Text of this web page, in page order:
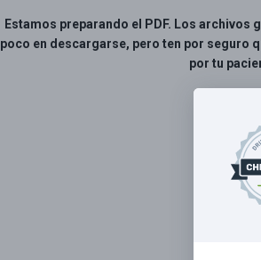
Estamos preparando el PDF. Los archivos
poco en descargarse, pero ten por seguro
por tu